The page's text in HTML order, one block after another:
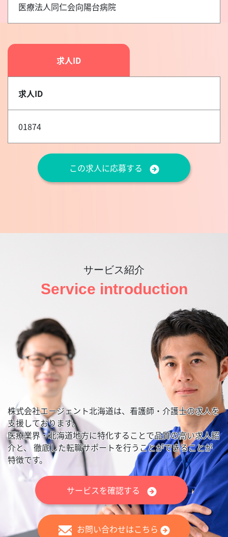
医療法人同仁会向陽台病院
求人ID
求人ID
01874
この求人に応募する
サービス紹介
Service introduction
株式会社エージェント北海道は、看護師・介護士の求人を
支援しております。
医療業界・北海道地方に特化することで品質の高い求人紹
介と、 徹底した転職サポートを行うことができることが
特徴です。
サービスを確認する
お問い合わせはこちら